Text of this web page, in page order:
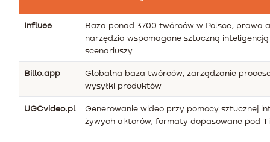
Influee
Baza ponad 3700 twórców w Polsce, prawa
narzędzia wspomagane sztuczną
scenariuszy
Billo.app
Globalna baza twórców, zarządzanie
wysyłki produktów
UGCvideo.pl
Generowanie wideo przy pomocy sztucznej
żywych aktorów, formaty dopasowane pod